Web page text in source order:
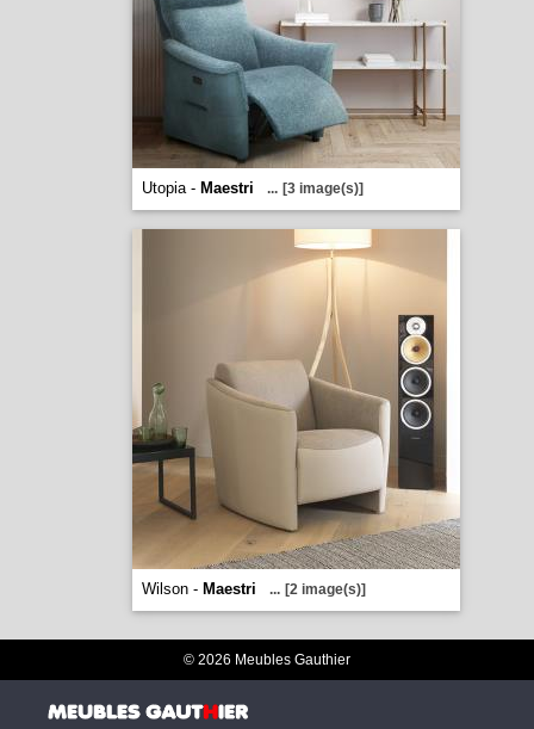
Utopia - Maestri ... [3 image(s)]
Wilson - Maestri ... [2 image(s)]
© 2026 Meubles Gauthier